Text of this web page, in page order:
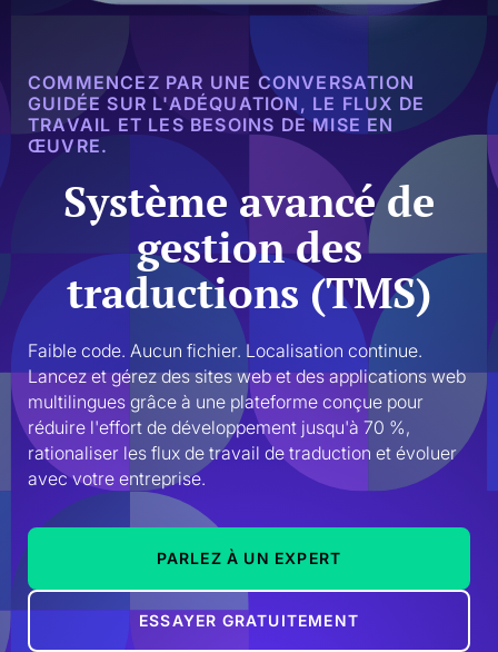
COMMENCEZ PAR UNE CONVERSATION
GUIDÉE SUR L'ADÉQUATION, LE FLUX DE
TRAVAIL ET LES BESOINS DE MISE EN
ŒUVRE.
Système avancé de
gestion des
traductions (TMS)
Faible code. Aucun fichier. Localisation continue.
Lancez et gérez des sites web et des applications web
multilingues grâce à une plateforme conçue pour
réduire l'effort de développement jusqu'à 70 %,
rationaliser les flux de travail de traduction et évoluer
avec votre entreprise.
PARLEZ À UN EXPERT
ESSAYER GRATUITEMENT